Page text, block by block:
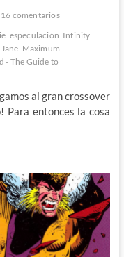
comentarios
especulación Infinity
Maximum
- The Guide to
al gran crossover
Para entonces la cosa